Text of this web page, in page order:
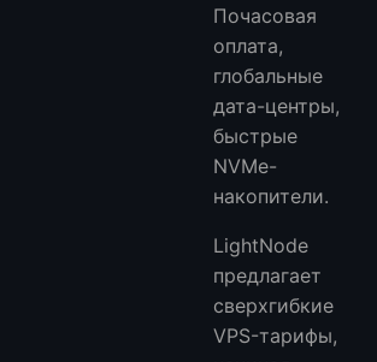
Почасовая
оплата,
глобальные
дата-центры,
быстрые
NVMe-
накопители.
LightNode
предлагает
сверхгибкие
VPS-тарифы,